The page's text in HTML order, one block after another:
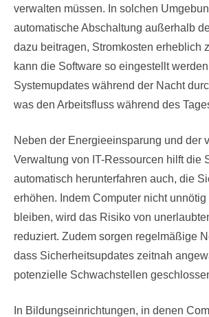
verwalten müssen. In solchen
automatische Abschaltung außerhalb
dazu beitragen, Stromkosten erheblich
kann die Software so eingestellt
Systemupdates während der Nacht
was den Arbeitsfluss während des
Neben der Energieeinsparung und der
Verwaltung von IT-Ressourcen hilft die
automatisch herunterfahren auch, die
erhöhen. Indem Computer nicht
bleiben, wird das Risiko von
reduziert. Zudem sorgen regelmäßige
dass Sicherheitsupdates zeitnah
potenzielle Schwachstellen
In Bildungseinrichtungen, in denen